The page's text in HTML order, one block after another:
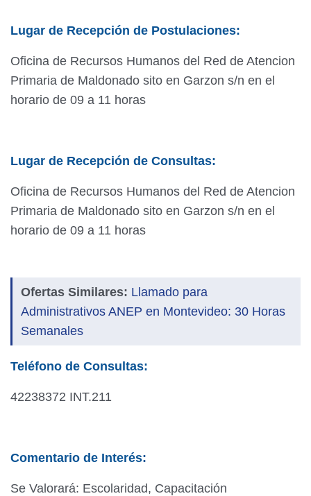
Lugar de Recepción de Postulaciones:
Oficina de Recursos Humanos del Red de Atencion
Primaria de Maldonado sito en Garzon s/n en el
horario de 09 a 11 horas
Lugar de Recepción de Consultas:
Oficina de Recursos Humanos del Red de Atencion
Primaria de Maldonado sito en Garzon s/n en el
horario de 09 a 11 horas
Ofertas Similares: Llamado para
Administrativos ANEP en Montevideo: 30 Horas
Semanales
Teléfono de Consultas:
42238372 INT.211
Comentario de Interés:
Se Valorará: Escolaridad, Capacitación